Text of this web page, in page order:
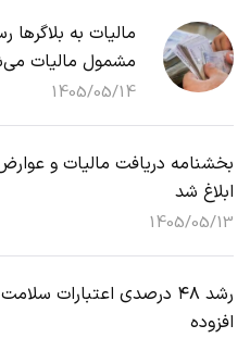
مالیات به
مشمول مالیات
1405/05/14
بخشنامه دریافت مالیات و
ابلاغ شد
1405/05/13
رشد ۴۸ درصدی اعتبارات
افزوده